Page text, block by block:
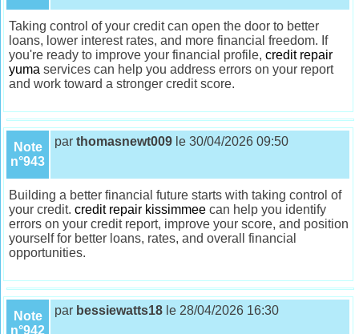
Taking control of your credit can open the door to better
loans, lower interest rates, and more financial freedom. If
you're ready to improve your financial profile,credit repair
yuma services can help you address errors on your report
and work toward a stronger credit score.
Note
n°943
parthomasnewt009 le 30/04/2026 09:50
Building a better financial future starts with taking control of
your credit.credit repair kissimmee can help you identify
errors on your credit report, improve your score, and position
yourself for better loans, rates, and overall financial
opportunities.
Note
n°942
par bessiewatts18 le 28/04/2026 16:30